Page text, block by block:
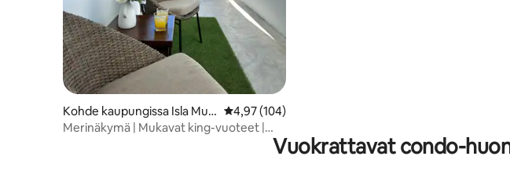
Kohde kaupungissa Isla Muje
res
Keskimääräinen arvio 4,97/5, 104 arvostelua
4,97 (104)
Merinäkymä | Mukavat king-vuoteet |
Vuokrattavat condo-